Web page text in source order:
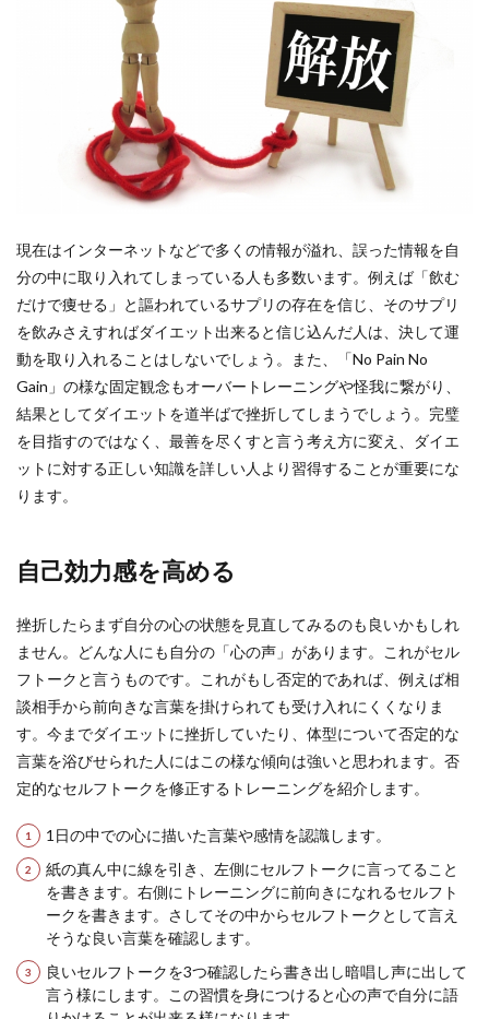
現在はインターネットなどで多くの情報が溢れ、誤った情報を自
分の中に取り入れてしまっている人も多数います。例えば「飲む
だけで痩せる」と謳われているサプリの存在を信じ、そのサプリ
を飲みさえすればダイエット出来ると信じ込んだ人は、決して運
動を取り入れることはしないでしょう。また、「No Pain No
Gain」の様な固定観念もオーバートレーニングや怪我に繋がり、
結果としてダイエットを道半ばで挫折してしまうでしょう。完璧
を目指すのではなく、最善を尽くすと言う考え方に変え、ダイエ
ットに対する正しい知識を詳しい人より習得することが重要にな
ります。
自己効力感を高める
挫折したらまず自分の心の状態を見直してみるのも良いかもしれ
ません。どんな人にも自分の「心の声」があります。これがセル
フトークと言うものです。これがもし否定的であれば、例えば相
談相手から前向きな言葉を掛けられても受け入れにくくなりま
す。今までダイエットに挫折していたり、体型について否定的な
言葉を浴びせられた人にはこの様な傾向は強いと思われます。否
定的なセルフトークを修正するトレーニングを紹介します。
1日の中での心に描いた言葉や感情を認識します。
紙の真ん中に線を引き、左側にセルフトークに言ってること
を書きます。右側にトレーニングに前向きになれるセルフト
ークを書きます。さしてその中からセルフトークとして言え
そうな良い言葉を確認します。
良いセルフトークを3つ確認したら書き出し暗唱し声に出して
言う様にします。この習慣を身につけると心の声で自分に語